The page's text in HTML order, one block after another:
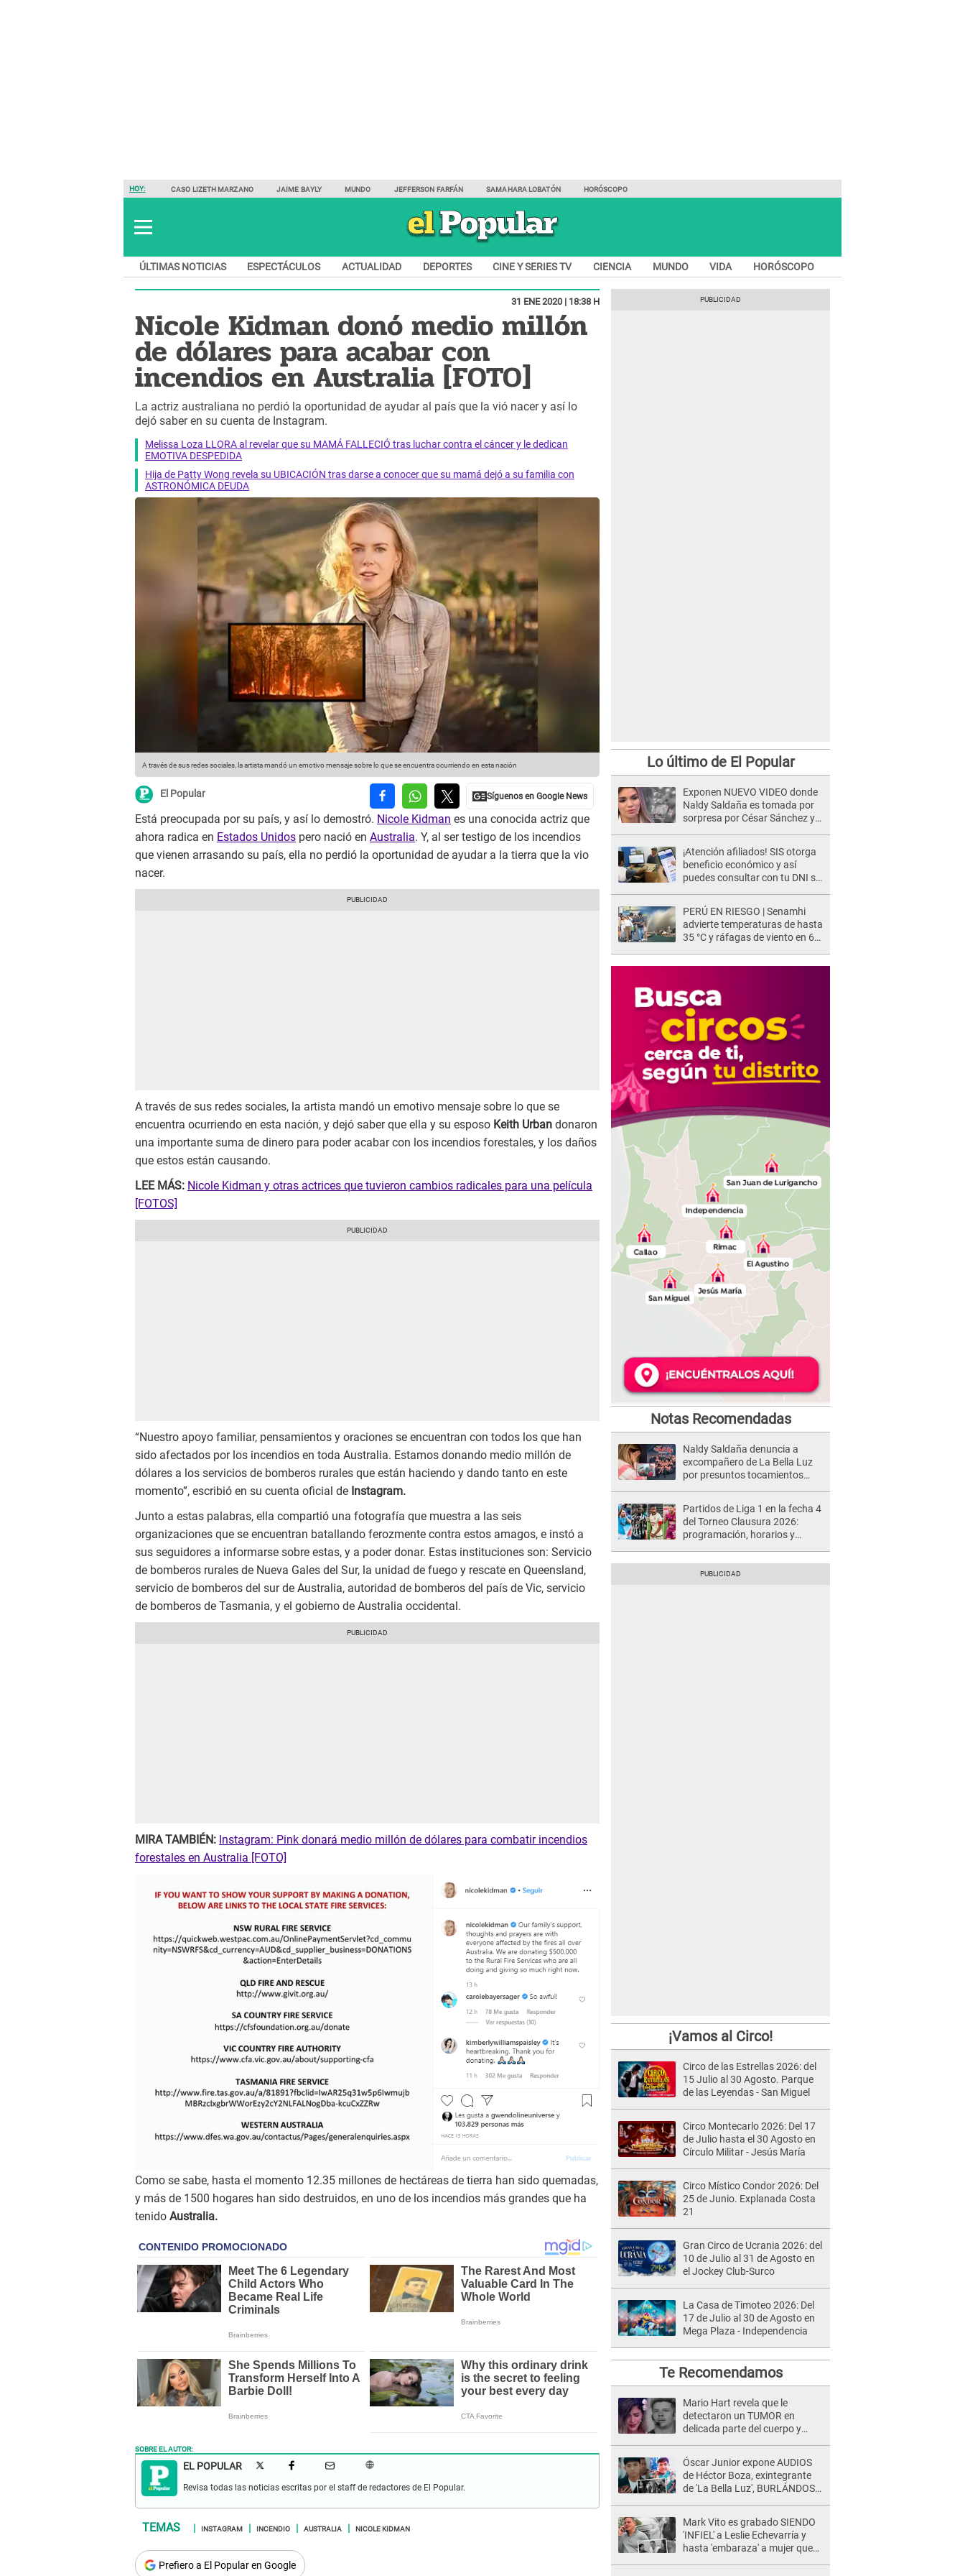
HOY: CASO LIZETH MARZANO JAIME BAYLY MUNDO JEFFERSON FARFÁN SAMAHARA LOBATÓN HORÓSCOPO
ÚLTIMAS NOTICIAS ESPECTÁCULOS ACTUALIDAD DEPORTES CINE Y SERIES TV CIENCIA MUNDO VIDA HORÓSCOPO
31 ENE 2020 | 18:38 H
Nicole Kidman donó medio millón
de dólares para acabar con
incendios en Australia [FOTO]
La actriz australiana no perdió la oportunidad de ayudar al país que la vió nacer y así lo
dejó saber en su cuenta de Instagram.
Melissa Loza LLORA al revelar que su MAMÁ FALLECIÓ tras luchar contra el cáncer y le dedican
EMOTIVA DESPEDIDA
Hija de Patty Wong revela su UBICACIÓN tras darse a conocer que su mamá dejó a su familia con
ASTRONÓMICA DEUDA
A través de sus redes sociales, la artista mandó un emotivo mensaje sobre lo que se encuentra ocurriendo en esta nación
El Popular
Está preocupada por su país, y así lo demostró. Nicole Kidman es una conocida actriz que
ahora radica en Estados Unidos pero nació en Australia. Y, al ser testigo de los incendios
que vienen arrasando su país, ella no perdió la oportunidad de ayudar a la tierra que la vio
nacer.
A través de sus redes sociales, la artista mandó un emotivo mensaje sobre lo que se
encuentra ocurriendo en esta nación, y dejó saber que ella y su esposo Keith Urban donaron
una importante suma de dinero para poder acabar con los incendios forestales, y los daños
que estos están causando.
LEE MÁS: Nicole Kidman y otras actrices que tuvieron cambios radicales para una película
[FOTOS]
“Nuestro apoyo familiar, pensamientos y oraciones se encuentran con todos los que han
sido afectados por los incendios en toda Australia. Estamos donando medio millón de
dólares a los servicios de bomberos rurales que están haciendo y dando tanto en este
momento”, escribió en su cuenta oficial de Instagram.
Junto a estas palabras, ella compartió una fotografía que muestra a las seis
organizaciones que se encuentran batallando ferozmente contra estos amagos, e instó a
sus seguidores a informarse sobre estas, y a poder donar. Estas instituciones son: Servicio
de bomberos rurales de Nueva Gales del Sur, la unidad de fuego y rescate en Queensland,
servicio de bomberos del sur de Australia, autoridad de bomberos del país de Vic, servicio
de bomberos de Tasmania, y el gobierno de Australia occidental.
MIRA TAMBIÉN: Instagram: Pink donará medio millón de dólares para combatir incendios
forestales en Australia [FOTO]
Como se sabe, hasta el momento 12.35 millones de hectáreas de tierra han sido quemadas,
y más de 1500 hogares han sido destruidos, en uno de los incendios más grandes que ha
tenido Australia.
SOBRE EL AUTOR:
EL POPULAR
Revisa todas las noticias escritas por el staff de redactores de El Popular.
INSTAGRAM INCENDIO AUSTRALIA NICOLE KIDMAN
Prefiero a El Popular en Google
Lo último de El Popular
Exponen NUEVO VIDEO donde
Naldy Saldaña es tomada por
sorpresa por César Sánchez y
¡Atención afiliados! SIS otorga
beneficio económico y así
puedes consultar con tu DNI si
PERÚ EN RIESGO | Senamhi
advierte temperaturas de hasta
35 °C y ráfagas de viento en 6
Notas Recomendadas
Naldy Saldaña denuncia a
excompañero de La Bella Luz
por presuntos tocamientos
Partidos de Liga 1 en la fecha 4
del Torneo Clausura 2026:
programación, horarios y
¡Vamos al Circo!
Circo de las Estrellas 2026: del
15 Julio al 30 Agosto. Parque
de las Leyendas - San Miguel
Circo Montecarlo 2026: Del 17
de Julio hasta el 30 Agosto en
Círculo Militar - Jesús María
Circo Místico Condor 2026: Del
25 de Junio. Explanada Costa
21
Gran Circo de Ucrania 2026: del
10 de Julio al 31 de Agosto en
el Jockey Club-Surco
La Casa de Timoteo 2026: Del
17 de Julio al 30 de Agosto en
Mega Plaza - Independencia
Te Recomendamos
Mario Hart revela que le
detectaron un TUMOR en
delicada parte del cuerpo y
muy fuertes..."
Óscar Junior expone AUDIOS
de Héctor Boza, exintegrante
de 'La Bella Luz', BURLÁNDOSE
Mark Vito es grabado SIENDO
'INFIEL' a Leslie Echevarría y
hasta 'embaraza' a mujer que